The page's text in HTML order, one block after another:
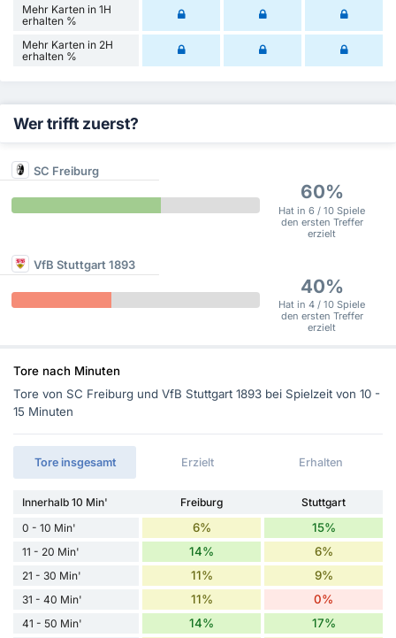
Mehr Karten in 1H
erhalten %
Mehr Karten in 2H
erhalten %
Wer trifft zuerst?
SC Freiburg
60%
Hat in 6 / 10 Spiele
den ersten Treffer
erzielt
VfB Stuttgart 1893
40%
Hat in 4 / 10 Spiele
den ersten Treffer
erzielt
Tore nach Minuten
Tore von SC Freiburg und VfB Stuttgart 1893 bei Spielzeit von 10 -
15 Minuten
Tore insgesamt Erzielt Erhalten
Innerhalb 10 Min' Freiburg
Stuttgart
0 - 10 Min'
6% 15%
11 - 20 Min' 14% 6%
21 - 30 Min' 11% 9%
31 - 40 Min' 11% 0%
41 - 50 Min' 14% 17%